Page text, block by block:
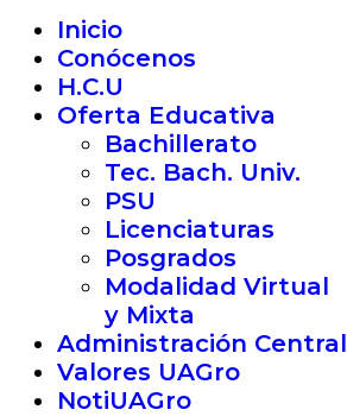
Inicio
Conócenos
H.C.U
Oferta Educativa
Bachillerato
Tec. Bach. Univ.
PSU
Licenciaturas
Posgrados
Modalidad Virtual
y Mixta
Administración Central
Valores UAGro
NotiUAGro